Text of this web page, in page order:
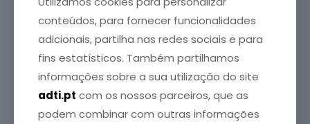
Internacional da Tiroide. O cansaço persistente,
Leia mais
conteúdos, para fornecer funcionalidades
adicionais, partilha nas redes sociais e para
fins estatísticos. Também partilhamos
informações sobre a sua utilização do site
adti.pt com os nossos parceiros, que as
podem combinar com outras informações